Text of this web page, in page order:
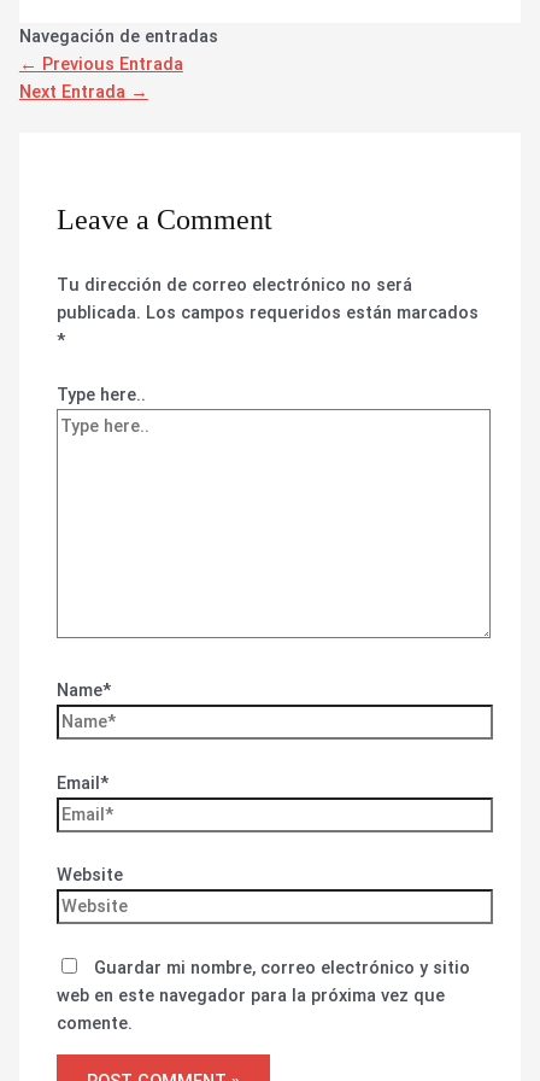
Navegación de entradas
← Previous Entrada
Next Entrada →
Leave a Comment
Tu dirección de correo electrónico no será
publicada. Los campos requeridos están marcados
*
Type here..
Name*
Email*
Website
Guardar mi nombre, correo electrónico y sitio
web en este navegador para la próxima vez que
comente.